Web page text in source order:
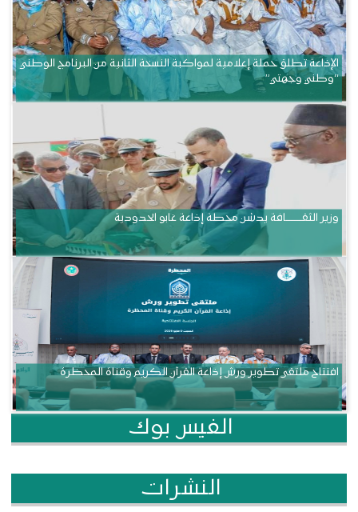
الإذاعة تطلق حملة إعلامية لمواكبة النسخة الثانية من البرنامج الوطني
“وطني وجهتي”
وزير الثقــــــــــافة يدشن محطة إذاعة غابو الحدودية
افتتاح ملتقى تطوير ورش إذاعة القرآن الكريم وقناة المحظرة
الفيس بوك
النشرات